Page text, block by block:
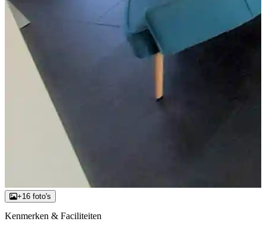
+16 foto's
Kenmerken & Faciliteiten